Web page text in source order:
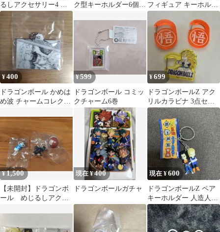
るしアクセサリー4 ポ
イポイカプセル ブル
マのバイク
ク型キーホルダー6個セ
フィギュア キーホルダ
ー 5種セット
¥400
ドラゴンボール かめは
め波 チャームコレクシ
ダー
¥599
ドラゴンボール コミッ
クチャーム6巻
¥699
ドラゴンボールZ アク
リルカラビナ 3点セッ
ト
¥1,500
【未開封】ドラゴンボ
ール めじるしアクセ
現在 ¥400
ドラゴンボールガチャ
現在 ¥600
ドラゴンボールZ ペア
キーホルダー 人造人間
17号 18号